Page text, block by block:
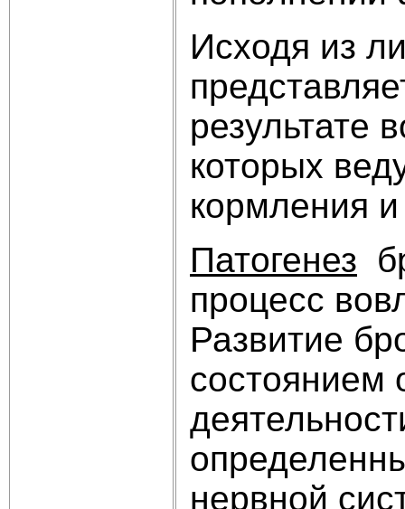
Исходя из
результате
которых
кормления
Патогенез
процесс
Развитие
состоянием
нервной